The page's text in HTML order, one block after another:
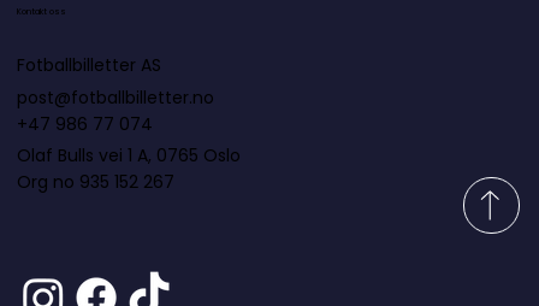
Kontakt oss
Fotballbilletter AS
post@fotballbilletter.no
+47 986 77 074
Olaf Bulls vei 1 A, 0765 Oslo
Org no 935 152 267